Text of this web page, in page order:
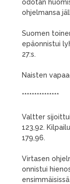
odotan
ohjelmansa
Suomen
epäonnistui
27:s.
Naisten
***************
Valtter
123,92.
179,96.
Virtasen
onnistui